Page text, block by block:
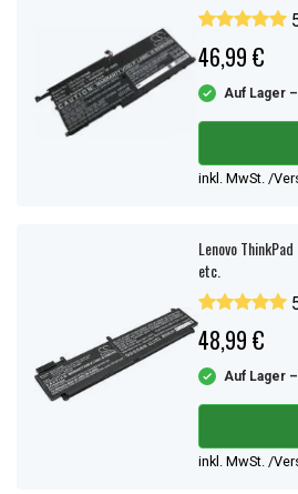
46,99 €
Auf Lager
inkl. MwSt. /
Lenovo
etc.
48,99 €
Auf Lager
inkl. MwSt. /